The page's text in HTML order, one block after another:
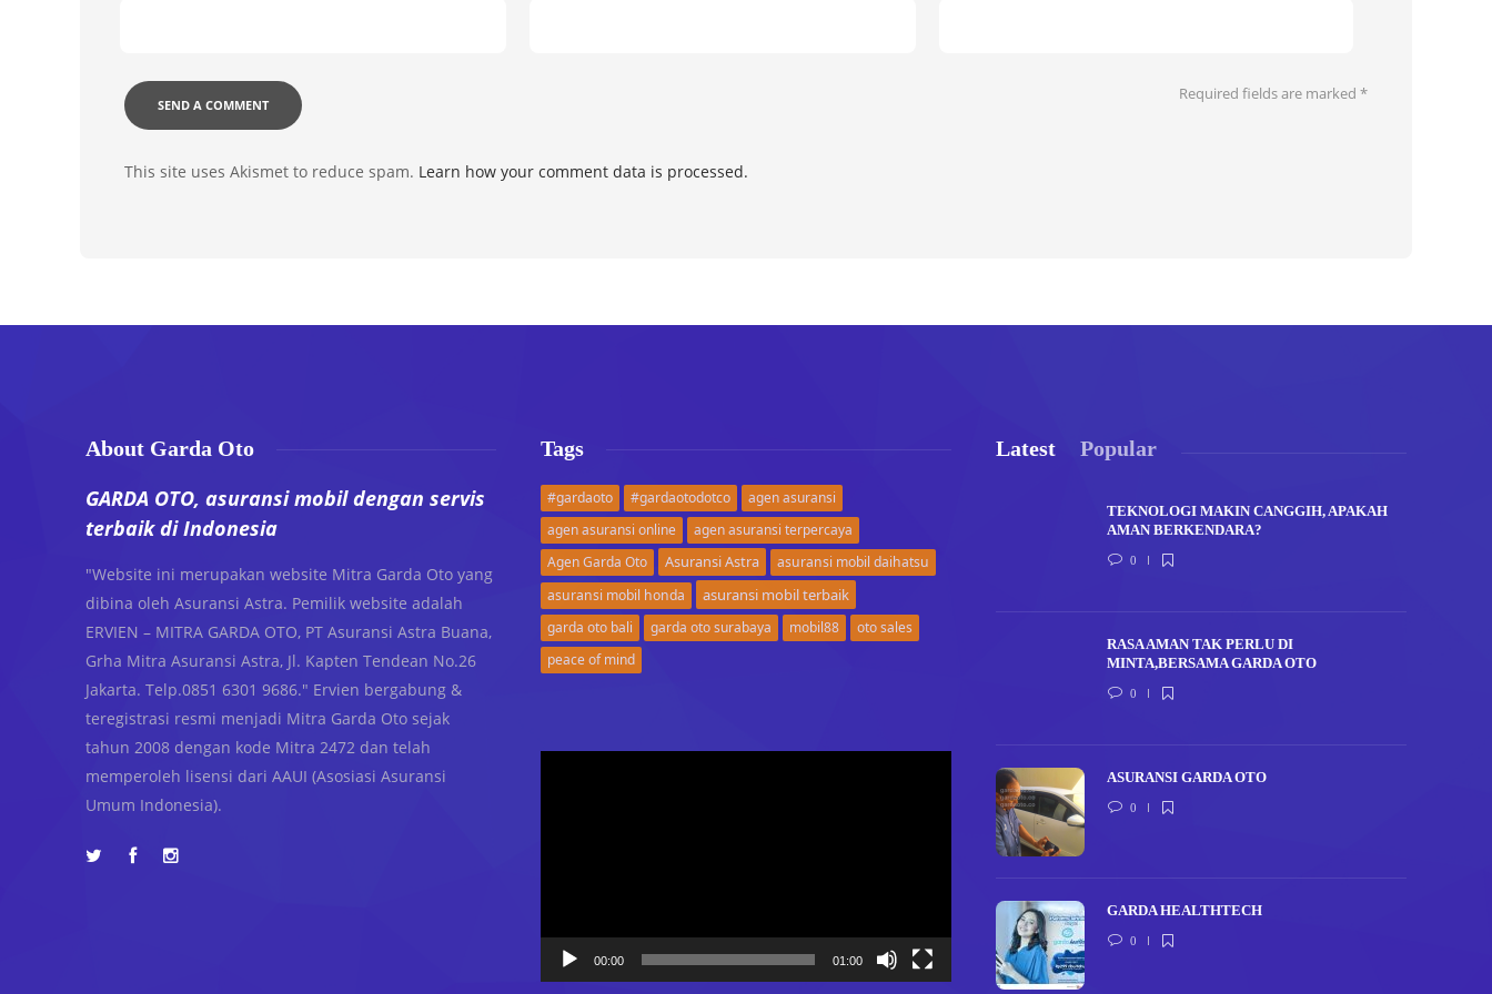
Required fields are marked *
This site uses Akismet to reduce spam. Learn how your comment data is processed.
About Garda Oto
GARDA OTO, asuransi mobil dengan servis
terbaik di Indonesia
"Website ini merupakan website Mitra Garda Oto yang
dibina oleh Asuransi Astra. Pemilik website adalah
ERVIEN – MITRA GARDA OTO, PT Asuransi Astra Buana,
Grha Mitra Asuransi Astra, Jl. Kapten Tendean No.26
Jakarta. Telp.0851 6301 9686." Ervien bergabung &
teregistrasi resmi menjadi Mitra Garda Oto sejak
tahun 2008 dengan kode Mitra 2472 dan telah
memperoleh lisensi dari AAUI (Asosiasi Asuransi
Umum Indonesia).
Tags
#gardaoto #gardaotodotco
agen asuransi
agen asuransi online
agen asuransi terpercaya
Agen Garda Oto
Asuransi Astra
asuransi mobil daihatsu
asuransi mobil honda
asuransi mobil terbaik
garda oto bali garda oto surabaya mobil88
oto sales
peace of mind
00:00 01:00
Latest Popular
TEKNOLOGI MAKIN CANGGIH, APAKAH
AMAN BERKENDARA?
0
RASA AMAN TAK PERLU DI
MINTA,BERSAMA GARDA OTO
0
ASURANSI GARDA OTO
0
GARDA HEALTHTECH
0